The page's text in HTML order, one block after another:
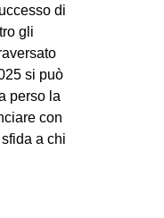
di
gli
si può
perso la
con
a chi